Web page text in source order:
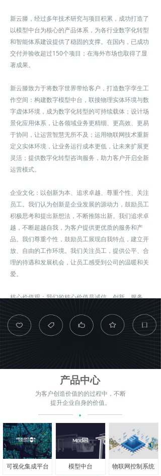
产品中心
为客户创造价值的的过程中，不断
提升企业自身的价值。
·
可视化集成平台 模型中台 物联网控制系统
新云滕，经过多年技术研究与项目积累，成功打造了
以模型中台为核心的产品体系，为各行业数字化转型
和智能体系建设提供了稳固的支撑。在国内，已成功
交付并验收超过150个项目；在海外市场也取得了显
著成果。
新云滕致力于将数字世界带给客户，打造数字孪生工
作空间：构建数字模型中台，联接物理实体环境与数
字虚体环境，成为数字化转型的可持续载体；设计场
景化应用体系，让各领域业务更精细、更高效、更易
于协同，让运营智慧无所不及；运用物联网技术重新
定义实体环境，让业务运行成本更低，让未来扩展更
灵活；提供数字化转型咨询服务，助力客户开启全新
运营模式。
企业文化：以创新为本、追求卓越、尊重个性、关注
员工。我们认为创新是企业发展的源动力，鼓励员工
积极思考和提出新想法，不断推陈出新。我们追求卓
越，不断超越自我，为客户提供更优质的服务和产
品。我们尊重个性，鼓励员工展现自我特点，建立开
放、自由的工作环境。我们关注员工，提供公平、合
理的待遇和发展机会，让员工感受到公司的温暖和关
爱。
核心价值观：我们的核心价值是诚信、创新、服务。
间的信任关系。我们不断创新，保持技术和产品的领
先地位。我们以客户为中心，提供优质的服务，满足
目标：成为全球领先的技术创新企业，提供最先进的
产品和服务。我们将不断提升技术水平和创新能力，
推出更多具有国际竞争力的产品和解决方案。我们致
力于打造全球品牌，为客户提供全面、专业、高效的
愿景：通过技术和服务的创新，推动行业进步，让更
多人受益。我们希望用技术和创新改善人们的工作和
生活，让人们更加健康、幸福、美好。我们希望成为
企业和社会的责任担当，为可持续发展贡献力量。我